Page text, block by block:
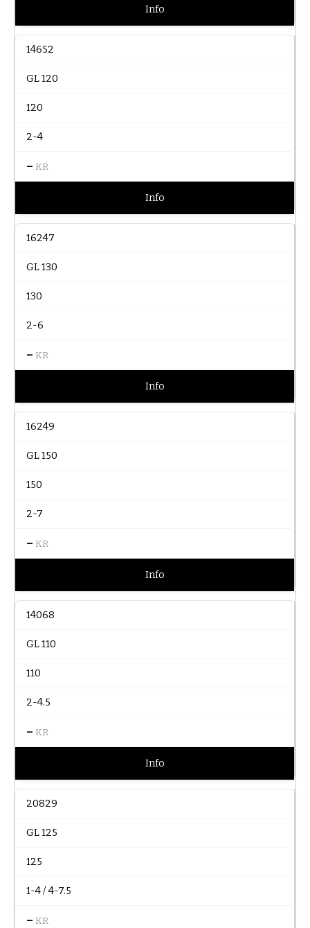
Info
14652
GL 120
120
2-4
– KR
Info
16247
GL 130
130
2-6
– KR
Info
16249
GL 150
150
2-7
– KR
Info
14068
GL 110
110
2-4.5
– KR
Info
20829
GL 125
125
1-4 / 4-7.5
– KR